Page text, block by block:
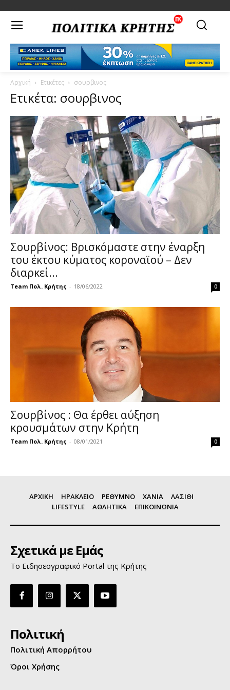
Αρχική Ετικέτες σουρβινος
Ετικέτα: σουρβινος
Σουρβίνος: Βρισκόμαστε στην έναρξη
του έκτου κύματος κοροναϊού – Δεν
διαρκεί...
Team Πολ. Κρήτης - 18/06/2022 0
Σουρβίνος : Θα έρθει αύξηση
κρουσμάτων στην Κρήτη
Team Πολ. Κρήτης - 08/01/2021 0
ΑΡΧΙΚΗ ΗΡΑΚΛΕΙΟ ΡΕΘΥΜΝΟ ΧΑΝΙΑ
ΛΑΣΙΘΙ
LIFESTYLE
ΑΘΛΗΤΙΚΑ ΕΠΙΚΟΙΝΩΝΙΑ
Σχετικά με Εμάς
Το Ειδησεογραφικό Portal της Κρήτης
Πολιτική
Πολιτική Απορρήτου
Όροι Χρήσης